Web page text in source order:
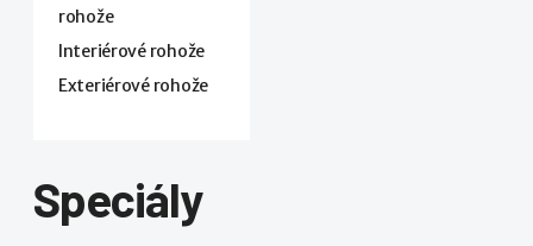
rohože
Interiérové rohože
Exteriérové rohože
Speciály